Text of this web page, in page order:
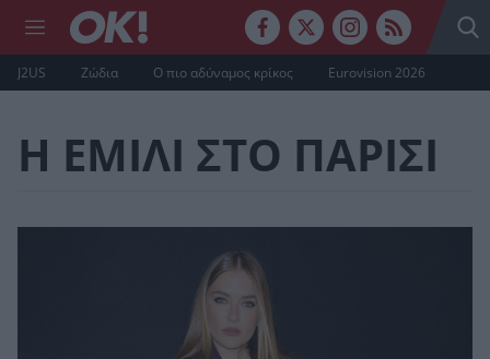
J2US Ζώδια Ο πιο αδύναμος κρίκος Eurovision 2026
Η ΕΜΙΛΙ ΣΤΟ ΠΑΡΙΣΙ